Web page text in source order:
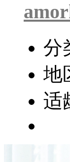
分
地
适